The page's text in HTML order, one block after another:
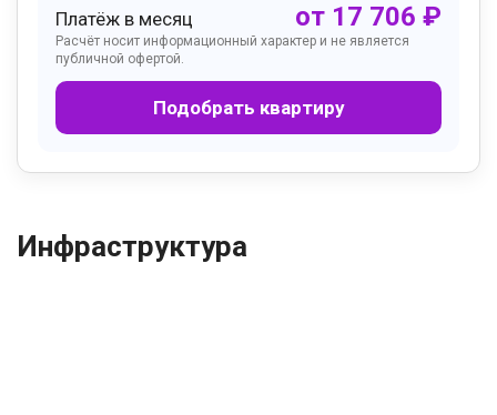
Платёж в месяц от 17 706 ₽
Расчёт носит информационный характер и не является
публичной офертой.
Подобрать квартиру
Инфраструктура